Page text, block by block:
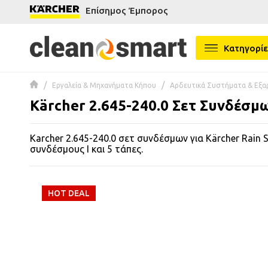
menu
Επίσημος Έμπορος
Εργαλεία & Μηχανήματα Κήπου Αρδευτικά Συστήματα &
Kärcher 2.645-240.0 Σετ
Karcher 2.645-240.0 σετ συνδέσμων για Kärcher
συνδέσμους Ι και 5 τάπες.
HOT DEAL